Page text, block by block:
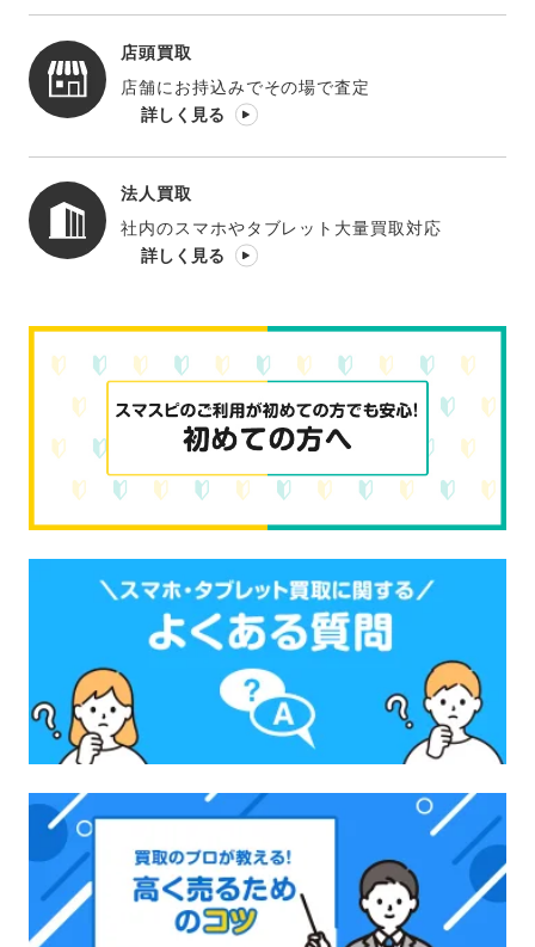
店頭買取
店舗にお持込みでその場で査定
詳しく見る
法人買取
社内のスマホやタブレット大量買取対応
詳しく見る